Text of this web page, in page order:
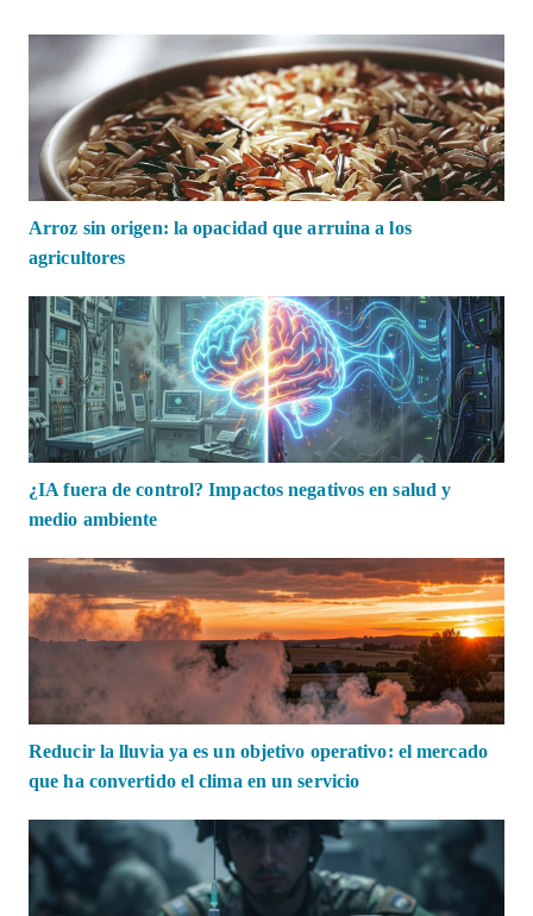
Arroz sin origen: la opacidad que arruina a los
agricultores
¿IA fuera de control? Impactos negativos en salud y
medio ambiente
Reducir la lluvia ya es un objetivo operativo: el mercado
que ha convertido el clima en un servicio